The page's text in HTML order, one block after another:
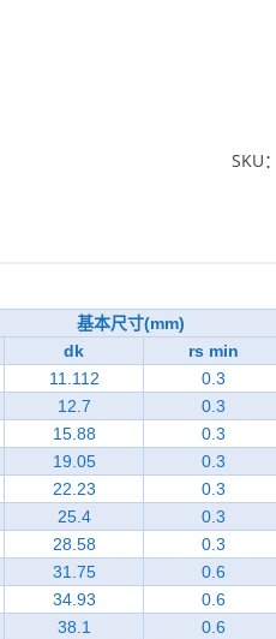
SKU：
基本尺寸(mm)
dk rs min
11.112 0.3
12.7 0.3
15.88 0.3
19.05 0.3
22.23 0.3
25.4 0.3
28.58 0.3
31.75 0.6
34.93 0.6
38.1 0.6